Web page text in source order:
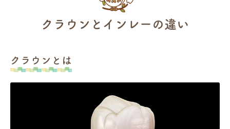
クラウンとインレーの違い
クラウンとは